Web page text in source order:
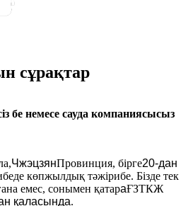
сұрақтар
бе немесе сауда компаниясысыз
ЧжэцзянПровинция, бірге20-дан
көпжылдық тәжірибе. Бізде тек
емес, сонымен қатарaҒЗТКЖ
қаласында.